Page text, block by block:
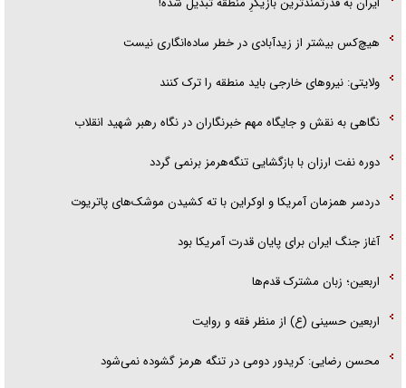
هیچ‌کس بیشتر از زیدآبادی در خطر ساده‌انگاری نیست
ولایتی: نیرو‌های خارجی باید منطقه را ترک کنند
نگاهی به نقش و جایگاه مهم خبرنگاران در نگاه رهبر شهید انقلاب
دوره نفت ارزان با بازگشایی تنگه‌هرمز برنمی گردد
دردسر همزمان آمریکا و اوکراین با ته کشیدن موشک‌های پاتریوت
آغاز جنگ ایران برای پایان قدرت آمریکا بود
اربعین؛ زبان مشترک قدم‌ها
اربعین حسینی (ع) از منظر فقه و روایت
محسن رضایی: کریدور دومی در تنگه هرمز گشوده نمی‌شود